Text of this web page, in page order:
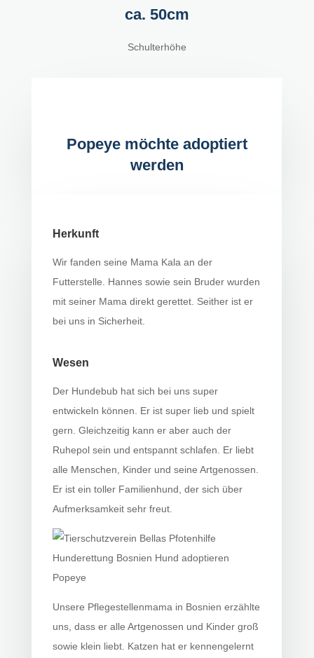
ca. 50cm
Schulterhöhe
Popeye möchte adoptiert
werden
Herkunft
Wir fanden seine Mama Kala an der
Futterstelle. Hannes sowie sein Bruder wurden
mit seiner Mama direkt gerettet. Seither ist er
bei uns in Sicherheit.
Wesen
Der Hundebub hat sich bei uns super
entwickeln können. Er ist super lieb und spielt
gern. Gleichzeitig kann er aber auch der
Ruhepol sein und entspannt schlafen. Er liebt
alle Menschen, Kinder und seine Artgenossen.
Er ist ein toller Familienhund, der sich über
Aufmerksamkeit sehr freut.
Unsere Pflegestellenmama in Bosnien erzählte
uns, dass er alle Artgenossen und Kinder groß
sowie klein liebt. Katzen hat er kennengelernt